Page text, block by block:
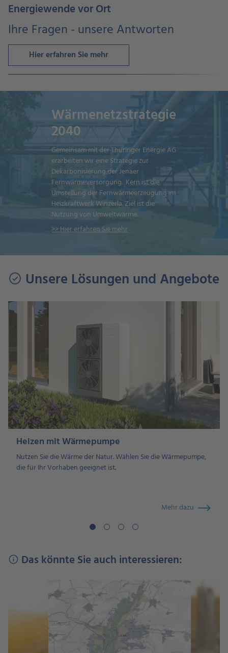
Energiewende vor Ort
Ihre Fragen - unsere Antworten
Hier erfahren Sie mehr
Wärmenetzstrategie
2040
Gemeinsam mit der Thüringer Energie AG
erarbeiten wir eine Strategie zur
Dekarbonisierung der Jenaer
Fernwärmeversorgung. Kern ist die
Umstellung der Fernwärmeerzeugung im
Heizkraftwerk Winzerla. Ziel ist die
Nutzung von Umweltwärme.
>> Hier erfahren Sie mehr
Unsere Lösungen und Angebote
Heizen mit Wärmepumpe
Nutzen Sie die Wärme der Natur. Wählen Sie die Wärmepumpe,
die für Ihr Vorhaben geeignet ist.
Mehr dazu
Das könnte Sie auch interessieren: